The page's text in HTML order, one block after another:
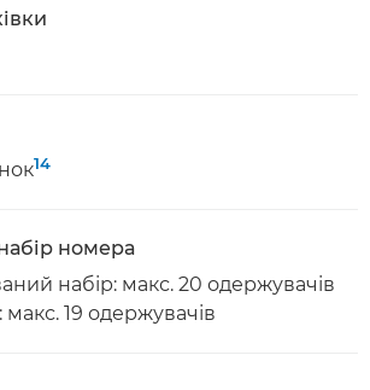
14
номера
набір: макс. 20 одержувачів
19 одержувачів